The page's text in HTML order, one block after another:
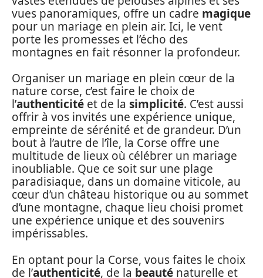
vues panoramiques, offre un cadre magique
pour un mariage en plein air. Ici, le vent
porte les promesses et l’écho des
montagnes en fait résonner la profondeur.
Organiser un mariage en plein cœur de la
nature corse, c’est faire le choix de
l’authenticité et de la simplicité. C’est aussi
offrir à vos invités une expérience unique,
empreinte de sérénité et de grandeur. D’un
bout à l’autre de l’île, la Corse offre une
multitude de lieux où célébrer un mariage
inoubliable. Que ce soit sur une plage
paradisiaque, dans un domaine viticole, au
cœur d’un château historique ou au sommet
d’une montagne, chaque lieu choisi promet
une expérience unique et des souvenirs
impérissables.
En optant pour la Corse, vous faites le choix
de l’authenticité, de la beauté naturelle et